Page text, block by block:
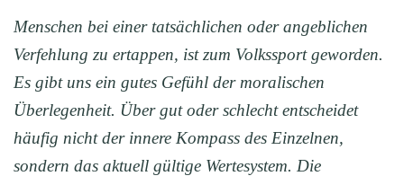
Menschen bei einer tatsächlichen oder angeblichen
Verfehlung zu ertappen, ist zum Volkssport geworden.
Es gibt uns ein gutes Gefühl der moralischen
Überlegenheit. Über gut oder schlecht entscheidet
häufig nicht der innere Kompass des Einzelnen,
sondern das aktuell gültige Wertesystem. Die